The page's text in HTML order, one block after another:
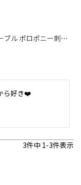
ら好き❤️
3件中 1-3件表示